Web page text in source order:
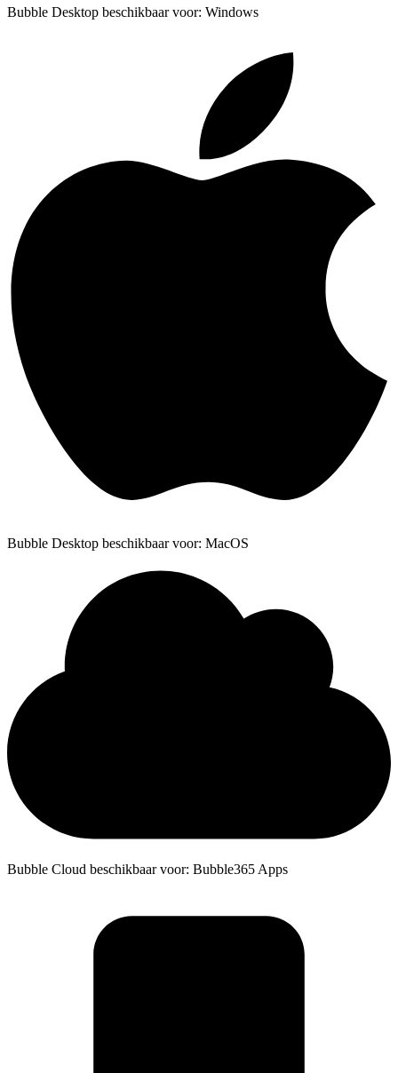
Bubble Desktop beschikbaar voor: Windows
Bubble Desktop beschikbaar voor: MacOS
Bubble Cloud beschikbaar voor: Bubble365 Apps